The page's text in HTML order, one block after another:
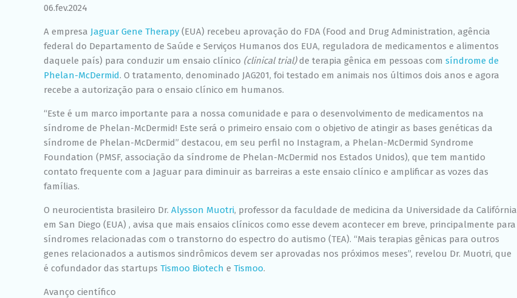
06.fev.2024
A empresa Jaguar Gene Therapy (EUA) recebeu aprovação do FDA (Food and Drug Administration, agência
federal do Departamento de Saúde e Serviços Humanos dos EUA, reguladora de medicamentos e alimentos
daquele país) para conduzir um ensaio clínico (clinical trial)de terapia gênica em pessoas com síndrome de
Phelan-McDermid. O tratamento, denominado JAG201, foi testado em animais nos últimos dois anos e agora
recebe a autorização para o ensaio clínico em humanos.
“Este é um marco importante para a nossa comunidade e para o desenvolvimento de medicamentos na
síndrome de Phelan-McDermid! Este será o primeiro ensaio com o objetivo de atingir as bases genéticas da
síndrome de Phelan-McDermid” destacou, em seu perfil no Instagram, a Phelan-McDermid Syndrome
Foundation (PMSF, associação da síndrome de Phelan-McDermid nos Estados Unidos), que tem mantido
contato frequente com a Jaguar para diminuir as barreiras a este ensaio clínico e amplificar as vozes das
famílias.
O neurocientista brasileiro Dr. Alysson Muotri, professor da faculdade de medicina da Universidade da Califórnia
em San Diego (EUA) , avisa que mais ensaios clínicos como esse devem acontecer em breve, principalmente para
síndromes relacionadas com o transtorno do espectro do autismo (TEA). “Mais terapias gênicas para outros
genes relacionados a autismos sindrômicos devem ser aprovadas nos próximos meses”, revelou Dr. Muotri, que
é cofundador das startups Tismoo Biotech e Tismoo.
Avanço científico
funcionalidades
desaparecerão
do site.
seus interesses
comportamento
ao visitar nosso
site, você
chance de ver
personalizadas.